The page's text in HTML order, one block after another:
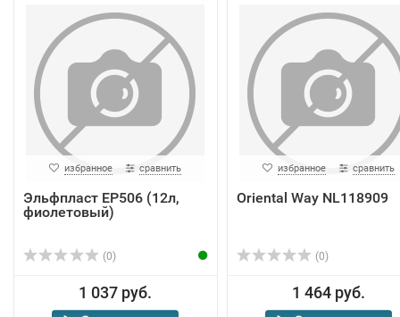
избранное сравнить
Эльфпласт EP506 (12л,
фиолетовый)
(0)
1 037 руб.
избранное сравнить
Oriental Way NL118909
(0)
1 464 руб.